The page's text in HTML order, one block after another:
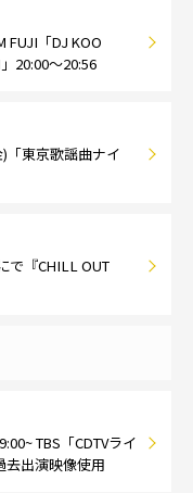
FUJI「DJ KOO
20:00～20:56
「東京歌謡曲ナイ
で『CHILL OUT
TBS「CDTVライ
去出演映像使用